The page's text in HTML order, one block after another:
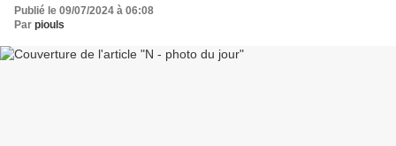
Publié le 09/07/2024 à 06:08
Par piouls